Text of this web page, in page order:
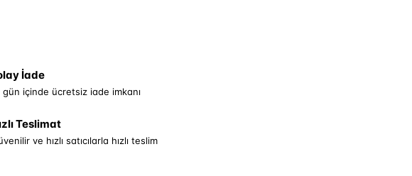
İade
gün içinde ücretsiz iade imkanı
Teslimat
ve hızlı satıcılarla hızlı teslim